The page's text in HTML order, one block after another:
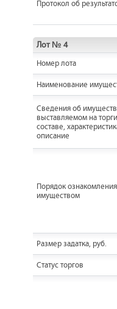
Протокол об
Лот № 4
Номер лота
Наименование
Cведения об
выставляемом на
составе,
описание
Порядок
имуществом
Размер задатка, руб.
Статус торгов